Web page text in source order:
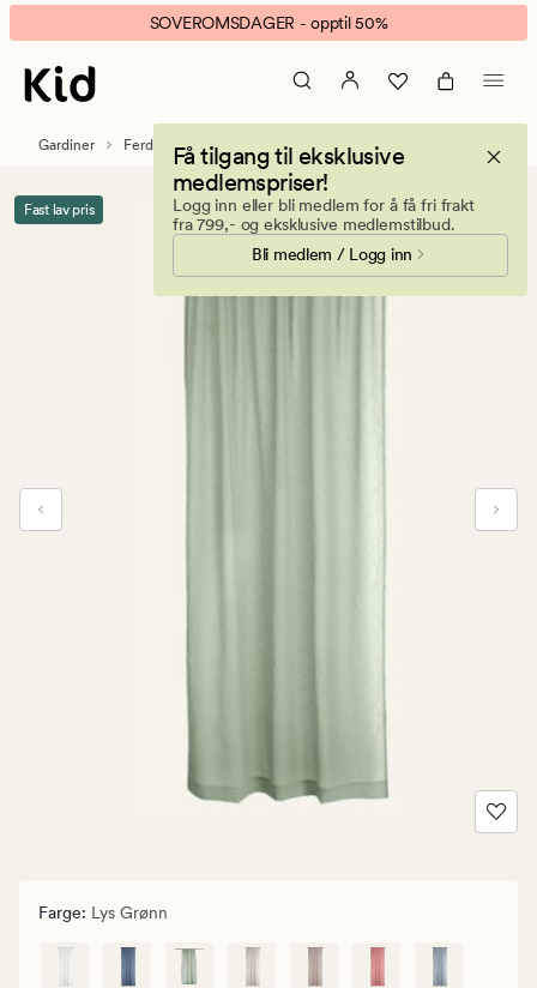
Otto
gardin
grønn
banner.
Klikk
ESCAPE
pause.
SOVEROMSDAGER - opptil 50%
Få tilgang til eksklusive
medlemspriser!
Logg inn eller bli medlem for å få fri frakt
fra 799,- og eksklusive medlemstilbud.
Bli medlem / Logg inn
Gardiner Ferdigsydde gardiner
Fast lav pris
Farge: Lys Grønn